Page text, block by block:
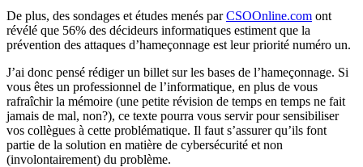
De plus, des sondages et études menés parCSOOnline.com ont
révélé que 56% des décideurs informatiques estiment que la
prévention des attaques d’hameçonnage est leur priorité numéro un.
J’ai donc pensé rédiger un billet sur les bases de l’hameçonnage. Si
vous êtes un professionnel de l’informatique, en plus de vous
rafraîchir la mémoire (une petite révision de temps en temps ne fait
jamais de mal, non?), ce texte pourra vous servir pour sensibiliser
vos collègues à cette problématique. Il faut s’assurer qu’ils font
partie de la solution en matière de cybersécurité et non
(involontairement) du problème.